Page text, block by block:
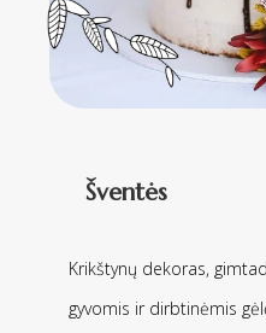
Šventės
Krikštynų dekoras,
gyvomis ir dirbtinėmis